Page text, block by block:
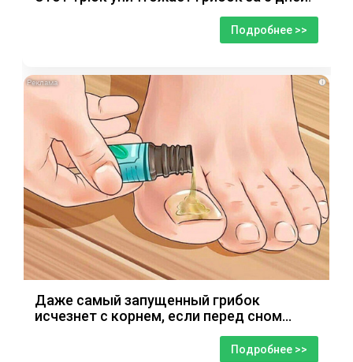
Подробнее >>
i
Даже самый запущенный грибок
исчезнет с корнем, если перед сном…
Подробнее >>